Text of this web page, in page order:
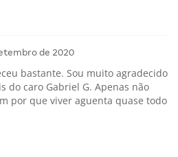
de 2020
bastante. Sou muito agradecido
do caro Gabriel G. Apenas não
por que viver aguenta quase todo